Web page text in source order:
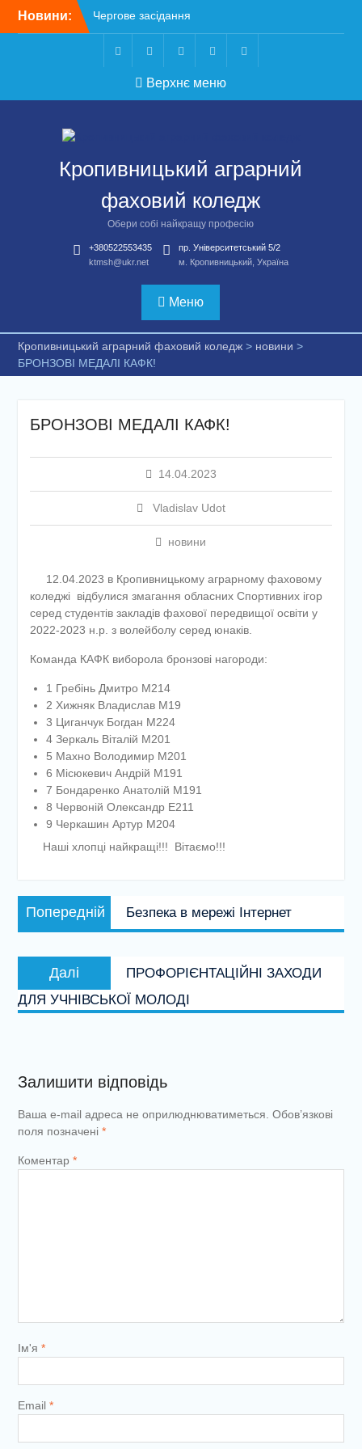
Новини:
Чергове засідання
стипендіальної комісії:
основні рішення
Небезпечні розваги
можуть коштувати життя
Крок до сучасної
ВСТУП-2026
TelegramFacebookInstagram Youtube
Верхнє меню
Кропивницький аграрний
фаховий коледж
Обери собі найкращу професію
+380522553435
ktmsh@ukr.net
пр. Університетський 5/2
м. Кропивницький, Україна
Меню
Кропивницький аграрний фаховий коледж> новини >
БРОНЗОВІ МЕДАЛІ КАФК!
БРОНЗОВІ МЕДАЛІ КАФК!
14.04.2023
Vladislav Udot
новини
12.04.2023 в Кропивницькому аграрному фаховому
коледжі відбулися змагання обласних Спортивних ігор
серед студентів закладів фахової передвищої освіти у
2022-2023 н.р. з волейболу серед юнаків.
Команда КАФК виборола бронзові нагороди:
1 Гребінь Дмитро М214
2 Хижняк Владислав М19
3 Циганчук Богдан М224
4 Зеркаль Віталій М201
5 Махно Володимир М201
6 Місюкевич Андрій М191
7 Бондаренко Анатолій М191
8 Червоній Олександр Е211
9 Черкашин Артур М204
Наші хлопці найкращі!!! Вітаємо!!!
Навігація
записів
Попередній
запис:
Безпека в мережі Інтернет
Далі
запис:
ПРОФОРІЄНТАЦІЙНІ ЗАХОДИ
ДЛЯ УЧНІВСЬКОЇ МОЛОДІ
Залишити відповідь
Ваша e-mail адреса не оприлюднюватиметься. Обов’язкові
поля позначені *
Коментар *
Ім'я *
Email *